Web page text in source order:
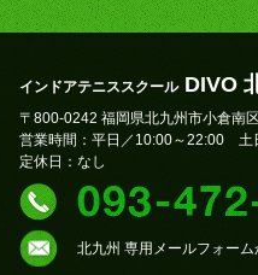
インドアテニススクール DIVO
〒800-0242 福岡県北九州市小倉南
営業時間：平日／10:00～22:00 土
定休日：なし
北九州 専用メールフォー